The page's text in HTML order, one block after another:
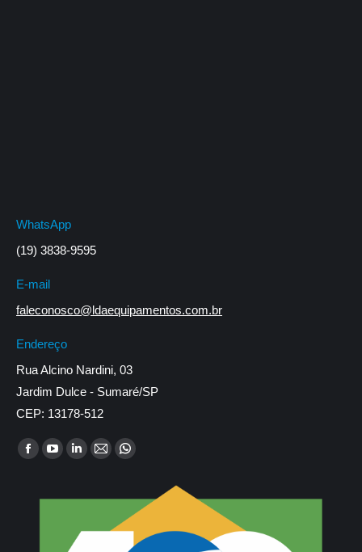
WhatsApp
(19) 3838-9595
E-mail
faleconosco@ldaequipamentos.com.br
Endereço
Rua Alcino Nardini, 03
Jardim Dulce - Sumaré/SP
CEP: 13178-512
Encontre-nos em:
Facebook
opens
YouTube
opens
new
Linkedin
opens
new
Mail
opens
Whatsapp
opens
in
new